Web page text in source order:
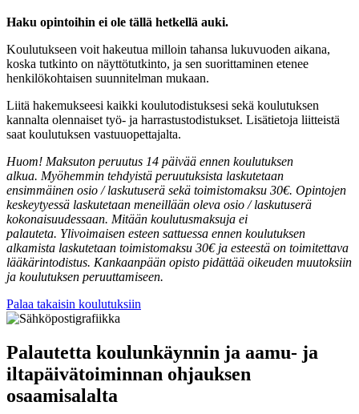
Haku opintoihin ei ole tällä hetkellä auki.
Koulutukseen voit hakeutua milloin tahansa lukuvuoden aikana,
koska tutkinto on näyttötutkinto, ja sen suorittaminen etenee
henkilökohtaisen suunnitelman mukaan.
Liitä hakemukseesi kaikki koulutodistuksesi sekä koulutuksen
kannalta olennaiset työ- ja harrastustodistukset. Lisätietoja liitteistä
saat koulutuksen vastuuopettajalta.
Huom! Maksuton peruutus 14 päivää ennen koulutuksen
alkua. Myöhemmin tehdyistä peruutuksista laskutetaan
ensimmäinen osio / laskutuserä sekä toimistomaksu 30€. Opintojen
keskeytyessä laskutetaan meneillään oleva osio / laskutuserä
kokonaisuudessaan. Mitään koulutusmaksuja ei
palauteta. Ylivoimaisen esteen sattuessa ennen koulutuksen
alkamista laskutetaan toimistomaksu 30€ ja esteestä on toimitettava
lääkärintodistus. Kankaanpään opisto pidättää oikeuden muutoksiin
ja koulutuksen peruuttamiseen.
Palaa takaisin koulutuksiin
Palautetta koulunkäynnin ja aamu- ja
iltapäivätoiminnan ohjauksen
osaamisalalta